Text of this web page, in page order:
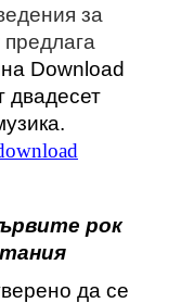
за
Download
двадесет
рок
да се